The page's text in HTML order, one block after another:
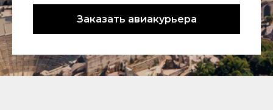
Заказать авиакурьера